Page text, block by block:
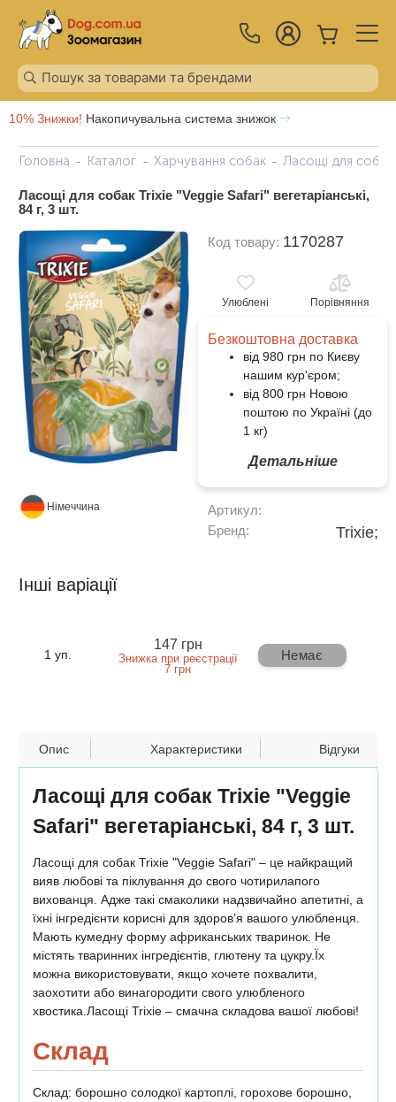
10% Знижки! Накопичувальна система знижок
Головна Каталог Харчування собак Ласощі для собак
Ласощі для собак Trixie "Veggie Safari" вегетаріанські,
84 г, 3 шт.
Німеччина
Код товару: 1170287
Улюблені Порівняння
Безкоштовна доставка
від 980 грн по Києву
нашим кур'єром;
від 800 грн Новою
поштою по Україні (до
1 кг)
Детальніше
Артикул:
Бренд:
Trixie;
Інші варіації
1 уп.
147 грн
Знижка при реєстрації
7 грн
Немає
Опис Характеристики Відгуки
Ласощі для собак Trixie "Veggie
Safari" вегетаріанські, 84 г, 3 шт.
Ласощі для собак Trixie "Veggie Safari" – це найкращий
вияв любові та піклування до свого чотирилапого
вихованця. Адже такі смаколики надзвичайно апетитні, а
їхні інгредієнти корисні для здоров’я вашого улюбленця.
Мають кумедну форму африканських тваринок. Не
містять тваринних інгредієнтів, глютену та цукру.Їх
можна використовувати, якщо хочете похвалити,
заохотити або винагородити свого улюбленого
хвостика.Ласощі Trixie – смачна складова вашої любові!
Склад
Склад: борошно солодкої картоплі, горохове борошно,